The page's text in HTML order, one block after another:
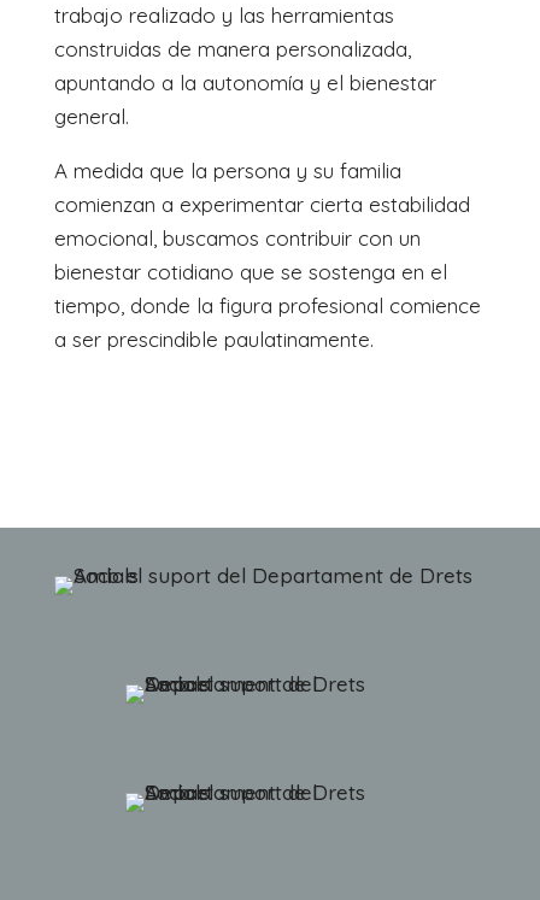
trabajo realizado y las herramientas
construidas de manera personalizada,
apuntando a la autonomía y el bienestar
general.
A medida que la persona y su familia
comienzan a experimentar cierta estabilidad
emocional, buscamos contribuir con un
bienestar cotidiano que se sostenga en el
tiempo, donde la figura profesional comience
a ser prescindible paulatinamente.